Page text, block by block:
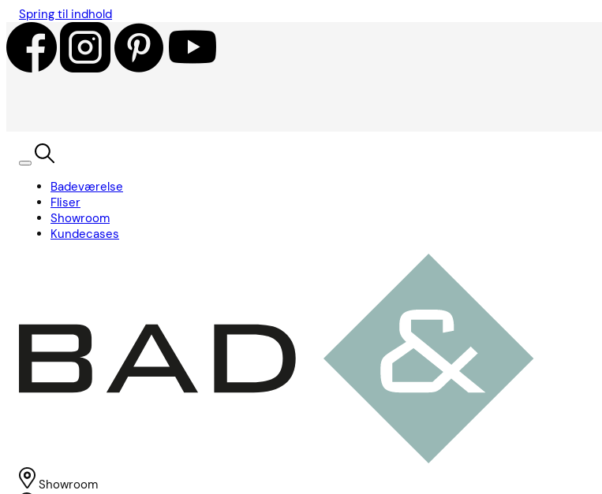
Spring til indhold
Badeværelse
Fliser
Showroom
Kundecases
Showroom